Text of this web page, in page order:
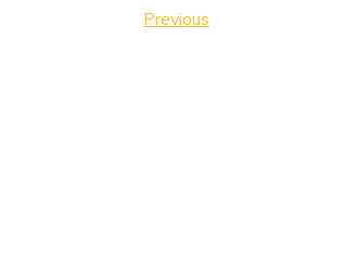
Nawigacja
Previous
Previous